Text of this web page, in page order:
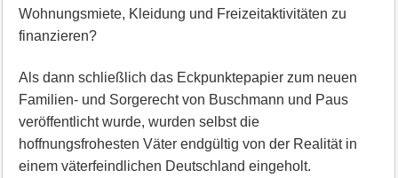
Wohnungsmiete, Kleidung und Freizeitaktivitäten zu
finanzieren?
Als dann schließlich das Eckpunktepapier zum neuen
Familien- und Sorgerecht von Buschmann und Paus
veröffentlicht wurde, wurden selbst die
hoffnungsfrohesten Väter endgültig von der Realität in
einem väterfeindlichen Deutschland eingeholt.